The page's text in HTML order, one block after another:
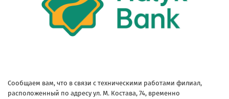
Сообщаем вам, что в связи с техническими работами филиал,
расположенный по адресу ул. М. Костава, 74, временно